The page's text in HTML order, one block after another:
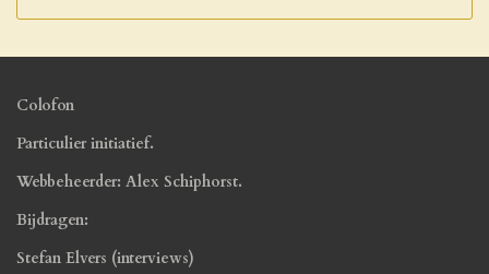
Colofon
Particulier initiatief.
Webbeheerder: Alex Schiphorst.
Bijdragen:
Stefan Elvers (interviews)